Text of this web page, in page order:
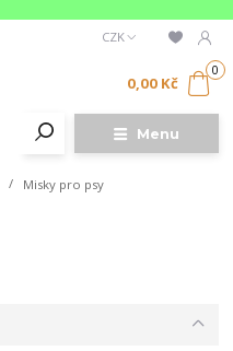
Menu
CZK
0
0,00 Kč
Misky pro psy